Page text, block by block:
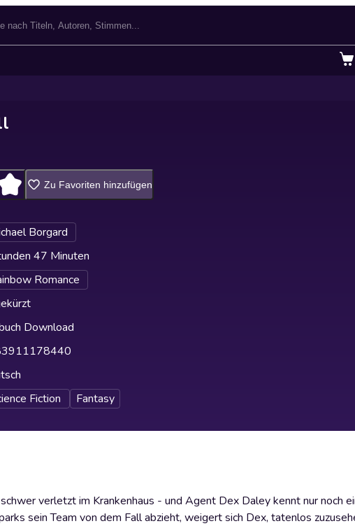
Zu Favoriten hinzufügen
Borgard
47 Minuten
Romance
Download
Fiction Fantasy
verletzt im Krankenhaus - und Agent Dex Daley kennt nur noch
sein Team von dem Fall abzieht, weigert sich Dex, tatenlos